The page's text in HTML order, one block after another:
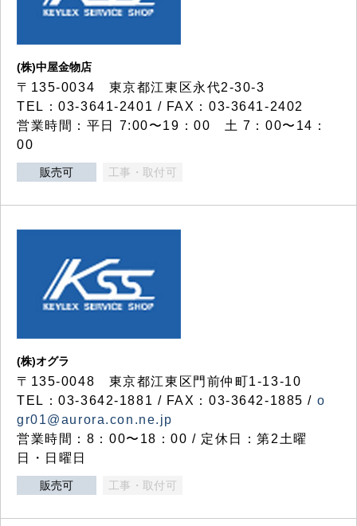
(株)中屋金物店
〒135-0034 東京都江東区永代2-30-3
TEL：03-3641-2401 / FAX：03-3641-2402
営業時間：平日 7:00〜19：00 土 7：00〜14：
00
販売可 工事・取付可
(株)オグラ
〒135-0048 東京都江東区門前仲町1-13-10
TEL：03-3642-1881 / FAX：03-3642-1885 / o
gr01@aurora.con.ne.jp
営業時間：8：00〜18：00 / 定休日：第2土曜
日・日曜日
販売可 工事・取付可